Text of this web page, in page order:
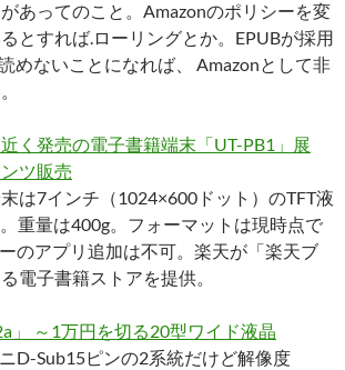
あってのこと。Amazonのポリシーを変
とすれば.ローリングとか。EPUBが採用
めないことになれば、 Amazonとして非
く発売の電子書籍端末「UT-PB1」展
ツ販売
は7インチ（1024×600ドット）のTFT液
重量は400g。フォーマットは現時点で
のアプリ追加は不可。楽天が「楽天ブ
電子書籍ストアを提供。
」 ～1万円を切る20型ワイド液晶
D-Sub15ピンの2系統だけど解像度